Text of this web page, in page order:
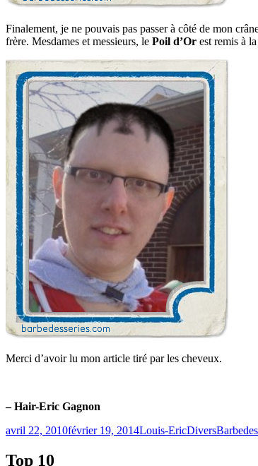
Finalement, je ne pouvais pas passer à côté de mon
frère. Mesdames et messieurs, le Poil d’Or est remis à
Merci d’avoir lu mon article tiré par les cheveux.
– Hair-Eric Gagnon
Publié
avril 22, 2010février 19, 2014Louis-EricCatégories
Divers
Top 10